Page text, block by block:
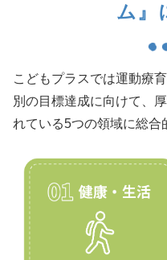
ム』
こどもプラスでは運動療
別の目標達成に向けて、
れている5つの領域に総合